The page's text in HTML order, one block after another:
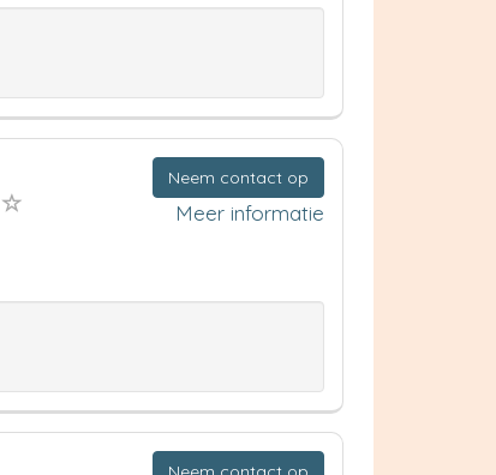
Neem contact op
Meer informatie